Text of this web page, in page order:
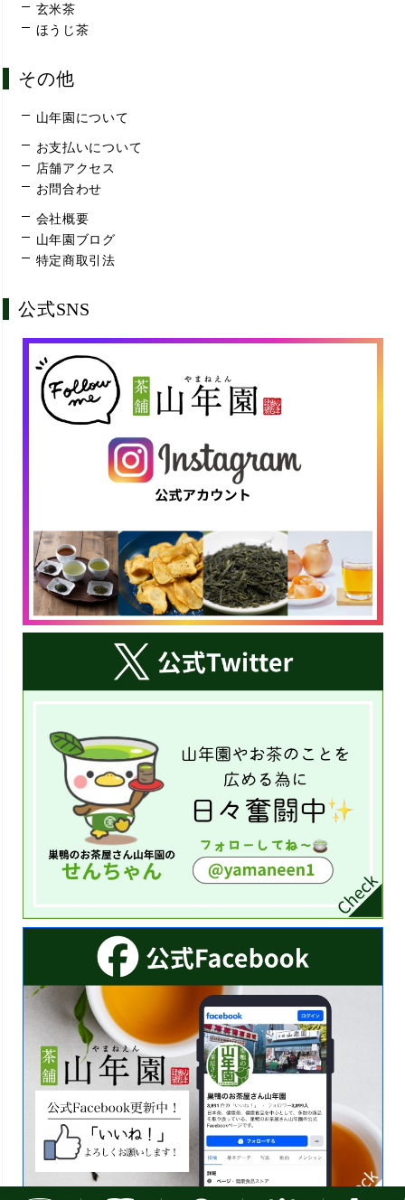
玄米茶
ほうじ茶
その他
山年園について
お支払いについて
店舗アクセス
お問合わせ
会社概要
山年園ブログ
特定商取引法
公式SNS